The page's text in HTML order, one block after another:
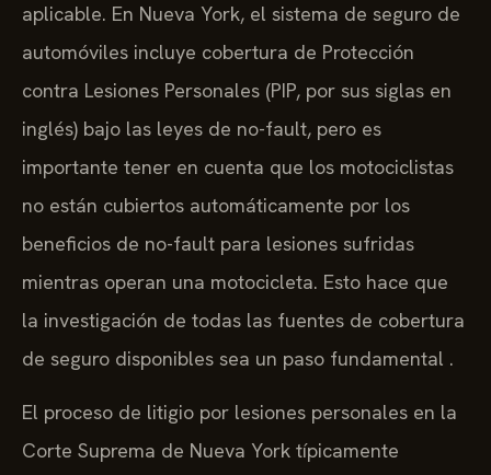
aplicable. En Nueva York, el sistema de seguro de
automóviles incluye cobertura de Protección
contra Lesiones Personales (PIP, por sus siglas en
inglés) bajo las leyes de no-fault, pero es
importante tener en cuenta que los motociclistas
no están cubiertos automáticamente por los
beneficios de no-fault para lesiones sufridas
mientras operan una motocicleta. Esto hace que
la investigación de todas las fuentes de cobertura
de seguro disponibles sea un paso fundamental .
El proceso de litigio por lesiones personales en la
Corte Suprema de Nueva York típicamente